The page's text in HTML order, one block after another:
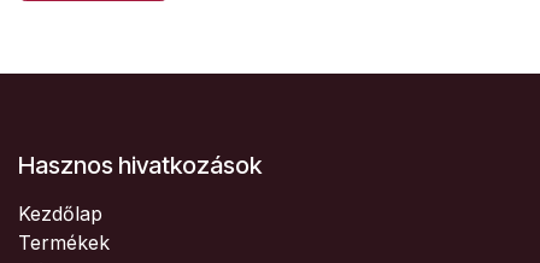
Hasznos hivatkozások
Kezdőlap
Termékek